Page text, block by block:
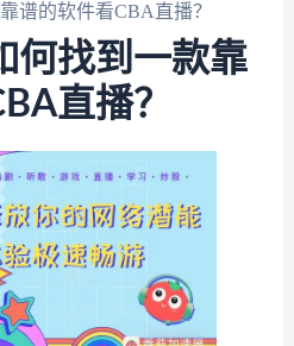
谱的软件看CBA直播？
何找到一款靠
直播？